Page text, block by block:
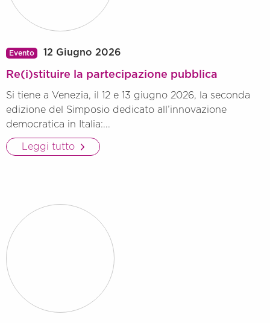
Evento 12 Giugno 2026
Re(i)stituire la partecipazione pubblica
Si tiene a Venezia, il 12 e 13 giugno 2026, la seconda
edizione del Simposio dedicato all’innovazione
democratica in Italia:...
Leggi tutto